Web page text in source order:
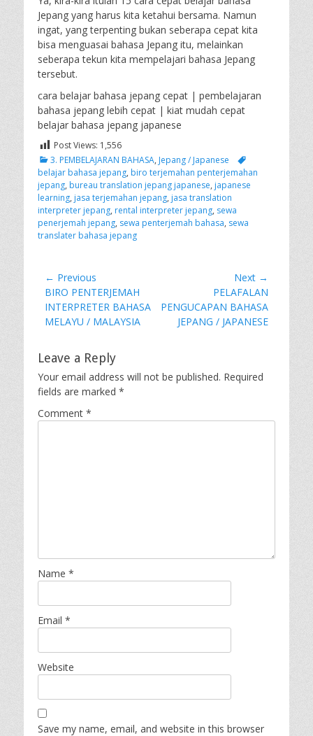
Jepang yang harus kita ketahui bersama. Namun
ingat, yang terpenting bukan seberapa cepat kita
bisa menguasai bahasa Jepang itu, melainkan
seberapa tekun kita mempelajari bahasa Jepang
tersebut.
cara belajar bahasa jepang cepat | pembelajaran
bahasa jepang lebih cepat | kiat mudah cepat
belajar bahasa jepang japanese
Post Views: 1,556
Categories
3. PEMBELAJARAN BAHASA, Jepang / Japanese
Tags
belajar bahasa jepang, biro terjemahan penterjemahan
jepang, bureau translation jepang japanese, japanese
learning, jasa terjemahan jepang, jasa translation
interpreter jepang, rental interpreter jepang, sewa
penerjemah jepang, sewa penterjemah bahasa, sewa
translater bahasa jepang
Post
navigation
← Previous
Previous
post:
BIRO PENTERJEMAH
INTERPRETER BAHASA
MELAYU / MALAYSIA
Next →
post:
PELAFALAN
PENGUCAPAN BAHASA
JEPANG / JAPANESE
Leave a Reply
Your email address will not be published. Required
fields are marked *
Comment *
Name *
Email *
Website
Save my name, email, and website in this browser